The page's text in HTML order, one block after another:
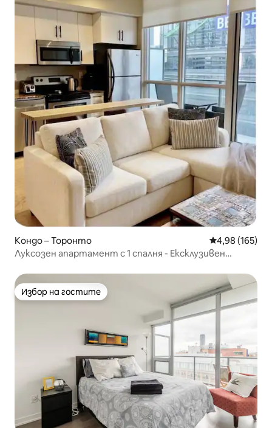
Кондо – Торонто Средна
4,98 (165)
Луксозен апартамент с 1 спалня - Ексклузивен
Избор на гостите
Избор на гостите